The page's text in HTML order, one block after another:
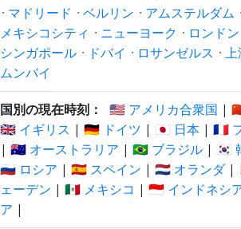
· マドリード · ベルリン · アムステルダム ·
メキシコシティ · ニューヨーク · ロンドン
シンガポール · ドバイ · ロサンゼルス · 上
ムンバイ
国別の現在時刻： 🇺🇸 アメリカ合衆国 |
🇬🇧 イギリス | 🇩🇪 ドイツ | 🇯🇵 日本 | 🇫🇷
| 🇦🇺 オーストラリア | 🇧🇷 ブラジル | 🇰🇷
🇷🇺 ロシア | 🇪🇸 スペイン | 🇳🇱 オランダ|
ェーデン | 🇲🇽 メキシコ | 🇮🇩 インドネシ
ア |